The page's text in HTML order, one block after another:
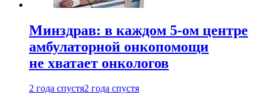
Минздрав: в каждом 5-ом центре
амбулаторной онкопомощи
не хватает онкологов
2 года спустя2 года спустя